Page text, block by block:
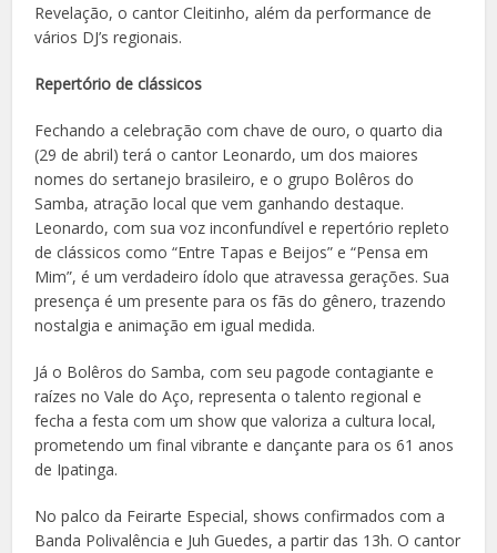
Revelação, o cantor Cleitinho, além da performance de
vários DJ’s regionais.
Repertório de clássicos
Fechando a celebração com chave de ouro, o quarto dia
(29 de abril) terá o cantor Leonardo, um dos maiores
nomes do sertanejo brasileiro, e o grupo Bolêros do
Samba, atração local que vem ganhando destaque.
Leonardo, com sua voz inconfundível e repertório repleto
de clássicos como “Entre Tapas e Beijos” e “Pensa em
Mim”, é um verdadeiro ídolo que atravessa gerações. Sua
presença é um presente para os fãs do gênero, trazendo
nostalgia e animação em igual medida.
Já o Bolêros do Samba, com seu pagode contagiante e
raízes no Vale do Aço, representa o talento regional e
fecha a festa com um show que valoriza a cultura local,
prometendo um final vibrante e dançante para os 61 anos
de Ipatinga.
No palco da Feirarte Especial, shows confirmados com a
Banda Polivalência e Juh Guedes, a partir das 13h. O cantor